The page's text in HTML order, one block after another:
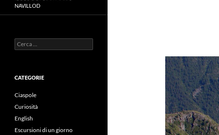
NAVILLOD
Ricerca
per:
CATEGORIE
Ciaspole
Curiosità
English
Escursioni di un giorno